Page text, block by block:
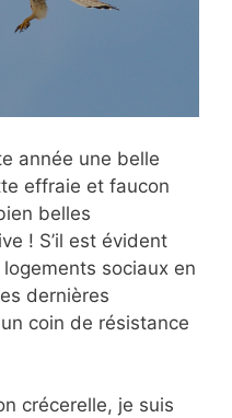
année une belle
effraie et faucon
belles
! S’il est évident
sociaux en
dernières
coin de résistance
crécerelle, je suis